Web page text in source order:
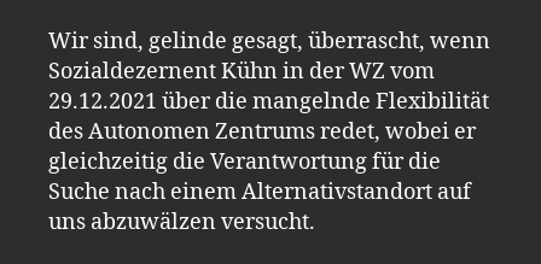
Wir sind, gelinde gesagt, überrascht, wenn
Sozialdezernent Kühn in der WZ vom
29.12.2021 über die mangelnde Flexibilität
des Autonomen Zentrums redet, wobei er
gleichzeitig die Verantwortung für die
Suche nach einem Alternativstandort auf
uns abzuwälzen versucht.